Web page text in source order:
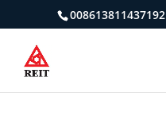
008613811437192